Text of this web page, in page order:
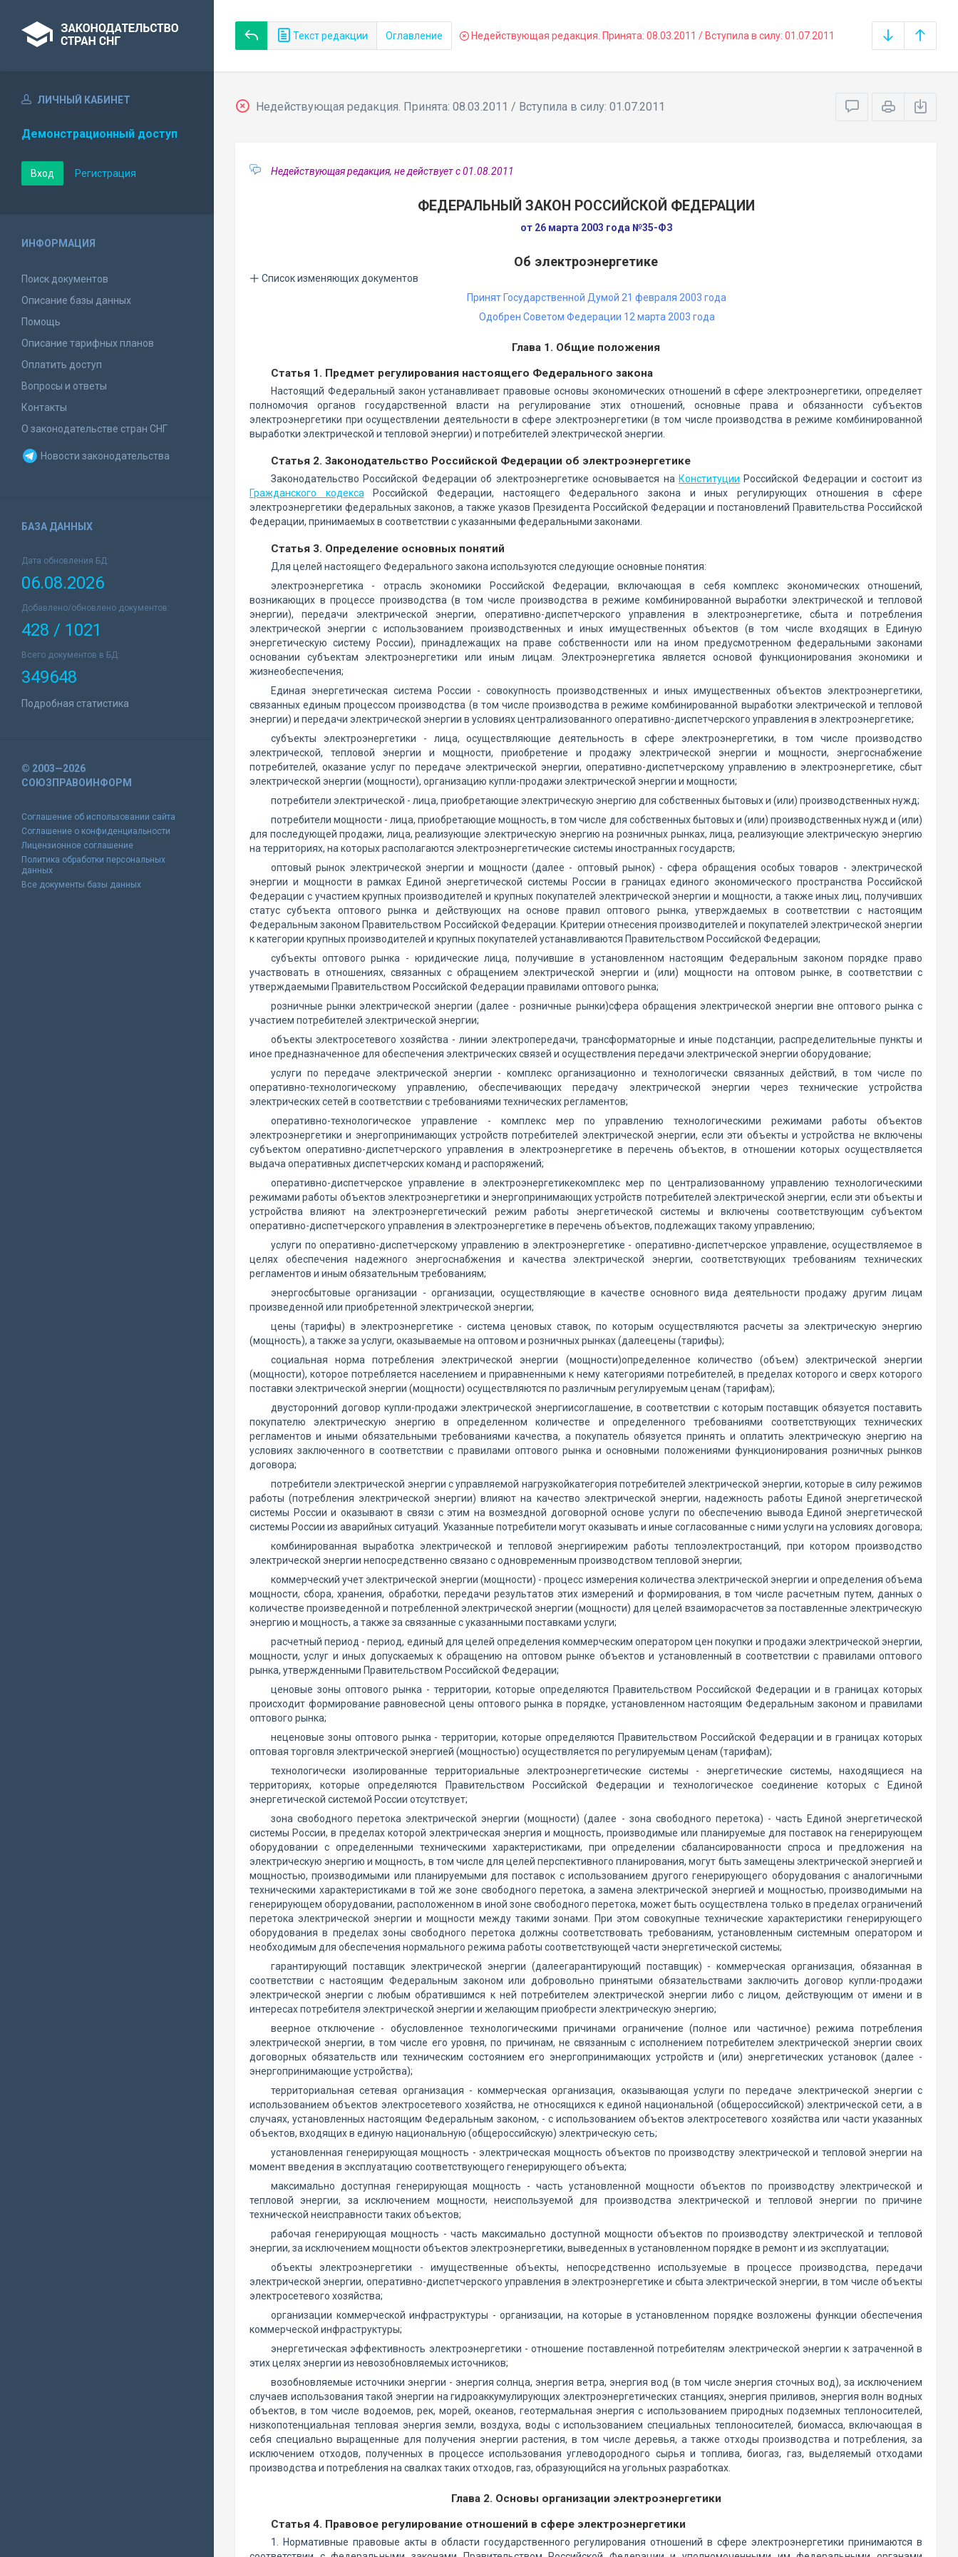
Текст редакции Оглавление Недействующая редакция. Принята: 08.03.2011 / Вступила в силу: 01.07.2011
ЛИЧНЫЙ КАБИНЕТ
Демонстрационный доступ
Вход Регистрация
ИНФОРМАЦИЯ
Поиск документов
Описание базы данных
Помощь
Описание тарифных планов
Оплатить доступ
Вопросы и ответы
Контакты
О законодательстве стран СНГ
Новости законодательства
БАЗА ДАННЫХ
Дата обновления БД:
06.08.2026
Добавлено/обновлено документов:
428 / 1021
Всего документов в БД:
349648
Подробная статистика
© 2003—2026
СОЮЗПРАВОИНФОРМ
Соглашение об использовании сайта
Соглашение о конфиденциальности
Лицензионное соглашение
Политика обработки персональных
данных
Все документы базы данных
Недействующая редакция. Принята: 08.03.2011 / Вступила в силу: 01.07.2011
Недействующая редакция, не действует с 01.08.2011
ФЕДЕРАЛЬНЫЙ ЗАКОН РОССИЙСКОЙ ФЕДЕРАЦИИ
от 26 марта 2003 года №35-ФЗ
Об электроэнергетике
Список изменяющих документов
Принят Государственной Думой 21 февраля 2003 года
Одобрен Советом Федерации 12 марта 2003 года
Глава 1. Общие положения
Статья 1. Предмет регулирования настоящего Федерального закона
Настоящий Федеральный закон устанавливает правовые основы экономических отношений в сфере электроэнергетики, определяет
полномочия органов государственной власти на регулирование этих отношений, основные права и обязанности субъектов
электроэнергетики при осуществлении деятельности в сфере электроэнергетики (в том числе производства в режиме комбинированной
выработки электрической и тепловой энергии) и потребителей электрической энергии.
Статья 2. Законодательство Российской Федерации об электроэнергетике
Законодательство Российской Федерации об электроэнергетике основывается на Конституции Российской Федерации и состоит из
Гражданского кодекса Российской Федерации, настоящего Федерального закона и иных регулирующих отношения в сфере
электроэнергетики федеральных законов, а также указов Президента Российской Федерации и постановлений Правительства Российской
Федерации, принимаемых в соответствии с указанными федеральными законами.
Статья 3. Определение основных понятий
Для целей настоящего Федерального закона используются следующие основные понятия:
электроэнергетика - отрасль экономики Российской Федерации, включающая в себя комплекс экономических отношений,
возникающих в процессе производства (в том числе производства в режиме комбинированной выработки электрической и тепловой
энергии), передачи электрической энергии, оперативно-диспетчерского управления в электроэнергетике, сбыта и потребления
электрической энергии с использованием производственных и иных имущественных объектов (в том числе входящих в Единую
энергетическую систему России), принадлежащих на праве собственности или на ином предусмотренном федеральными законами
основании субъектам электроэнергетики или иным лицам. Электроэнергетика является основой функционирования экономики и
жизнеобеспечения;
Единая энергетическая система России - совокупность производственных и иных имущественных объектов электроэнергетики,
связанных единым процессом производства (в том числе производства в режиме комбинированной выработки электрической и тепловой
энергии) и передачи электрической энергии в условиях централизованного оперативно-диспетчерского управления в электроэнергетике;
субъекты электроэнергетики - лица, осуществляющие деятельность в сфере электроэнергетики, в том числе производство
электрической, тепловой энергии и мощности, приобретение и продажу электрической энергии и мощности, энергоснабжение
потребителей, оказание услуг по передаче электрической энергии, оперативно-диспетчерскому управлению в электроэнергетике, сбыт
электрической энергии (мощности), организацию купли-продажи электрической энергии и мощности;
потребители электрической - лица, приобретающие электрическую энергию для собственных бытовых и (или) производственных нужд;
потребители мощности - лица, приобретающие мощность, в том числе для собственных бытовых и (или) производственных нужд и (или)
для последующей продажи, лица, реализующие электрическую энергию на розничных рынках, лица, реализующие электрическую энергию
на территориях, на которых располагаются электроэнергетические системы иностранных государств;
оптовый рынок электрической энергии и мощности (далее - оптовый рынок) - сфера обращения особых товаров - электрической
энергии и мощности в рамках Единой энергетической системы России в границах единого экономического пространства Российской
Федерации с участием крупных производителей и крупных покупателей электрической энергии и мощности, а также иных лиц, получивших
статус субъекта оптового рынка и действующих на основе правил оптового рынка, утверждаемых в соответствии с настоящим
Федеральным законом Правительством Российской Федерации. Критерии отнесения производителей и покупателей электрической энергии
к категории крупных производителей и крупных покупателей устанавливаются Правительством Российской Федерации;
субъекты оптового рынка - юридические лица, получившие в установленном настоящим Федеральным законом порядке право
участвовать в отношениях, связанных с обращением электрической энергии и (или) мощности на оптовом рынке, в соответствии с
утверждаемыми Правительством Российской Федерации правилами оптового рынка;
розничные рынки электрической энергии (далее - розничные рынки)сфера обращения электрической энергии вне оптового рынка с
участием потребителей электрической энергии;
объекты электросетевого хозяйства - линии электропередачи, трансформаторные и иные подстанции, распределительные пункты и
иное предназначенное для обеспечения электрических связей и осуществления передачи электрической энергии оборудование;
услуги по передаче электрической энергии - комплекс организационно и технологически связанных действий, в том числе по
оперативно-технологическому управлению, обеспечивающих передачу электрической энергии через технические устройства
электрических сетей в соответствии с требованиями технических регламентов;
оперативно-технологическое управление - комплекс мер по управлению технологическими режимами работы объектов
электроэнергетики и энергопринимающих устройств потребителей электрической энергии, если эти объекты и устройства не включены
субъектом оперативно-диспетчерского управления в электроэнергетике в перечень объектов, в отношении которых осуществляется
выдача оперативных диспетчерских команд и распоряжений;
оперативно-диспетчерское управление в электроэнергетикекомплекс мер по централизованному управлению технологическими
режимами работы объектов электроэнергетики и энергопринимающих устройств потребителей электрической энергии, если эти объекты и
устройства влияют на электроэнергетический режим работы энергетической системы и включены соответствующим субъектом
оперативно-диспетчерского управления в электроэнергетике в перечень объектов, подлежащих такому управлению;
услуги по оперативно-диспетчерскому управлению в электроэнергетике - оперативно-диспетчерское управление, осуществляемое в
целях обеспечения надежного энергоснабжения и качества электрической энергии, соответствующих требованиям технических
регламентов и иным обязательным требованиям;
энергосбытовые организации - организации, осуществляющие в качестве основного вида деятельности продажу другим лицам
произведенной или приобретенной электрической энергии;
цены (тарифы) в электроэнергетике - система ценовых ставок, по которым осуществляются расчеты за электрическую энергию
(мощность), а также за услуги, оказываемые на оптовом и розничных рынках (далеецены (тарифы);
социальная норма потребления электрической энергии (мощности)определенное количество (объем) электрической энергии
(мощности), которое потребляется населением и приравненными к нему категориями потребителей, в пределах которого и сверх которого
поставки электрической энергии (мощности) осуществляются по различным регулируемым ценам (тарифам);
двусторонний договор купли-продажи электрической энергиисоглашение, в соответствии с которым поставщик обязуется поставить
покупателю электрическую энергию в определенном количестве и определенного требованиями соответствующих технических
регламентов и иными обязательными требованиями качества, а покупатель обязуется принять и оплатить электрическую энергию на
условиях заключенного в соответствии с правилами оптового рынка и основными положениями функционирования розничных рынков
договора;
потребители электрической энергии с управляемой нагрузкойкатегория потребителей электрической энергии, которые в силу режимов
работы (потребления электрической энергии) влияют на качество электрической энергии, надежность работы Единой энергетической
системы России и оказывают в связи с этим на возмездной договорной основе услуги по обеспечению вывода Единой энергетической
системы России из аварийных ситуаций. Указанные потребители могут оказывать и иные согласованные с ними услуги на условиях договора;
комбинированная выработка электрической и тепловой энергиирежим работы теплоэлектростанций, при котором производство
электрической энергии непосредственно связано с одновременным производством тепловой энергии;
коммерческий учет электрической энергии (мощности) - процесс измерения количества электрической энергии и определения объема
мощности, сбора, хранения, обработки, передачи результатов этих измерений и формирования, в том числе расчетным путем, данных о
количестве произведенной и потребленной электрической энергии (мощности) для целей взаиморасчетов за поставленные электрическую
энергию и мощность, а также за связанные с указанными поставками услуги;
расчетный период - период, единый для целей определения коммерческим оператором цен покупки и продажи электрической энергии,
мощности, услуг и иных допускаемых к обращению на оптовом рынке объектов и установленный в соответствии с правилами оптового
рынка, утвержденными Правительством Российской Федерации;
ценовые зоны оптового рынка - территории, которые определяются Правительством Российской Федерации и в границах которых
происходит формирование равновесной цены оптового рынка в порядке, установленном настоящим Федеральным законом и правилами
оптового рынка;
неценовые зоны оптового рынка - территории, которые определяются Правительством Российской Федерации и в границах которых
оптовая торговля электрической энергией (мощностью) осуществляется по регулируемым ценам (тарифам);
технологически изолированные территориальные электроэнергетические системы - энергетические системы, находящиеся на
территориях, которые определяются Правительством Российской Федерации и технологическое соединение которых с Единой
энергетической системой России отсутствует;
зона свободного перетока электрической энергии (мощности) (далее - зона свободного перетока) - часть Единой энергетической
системы России, в пределах которой электрическая энергия и мощность, производимые или планируемые для поставок на генерирующем
оборудовании с определенными техническими характеристиками, при определении сбалансированности спроса и предложения на
электрическую энергию и мощность, в том числе для целей перспективного планирования, могут быть замещены электрической энергией и
мощностью, производимыми или планируемыми для поставок с использованием другого генерирующего оборудования с аналогичными
техническими характеристиками в той же зоне свободного перетока, а замена электрической энергией и мощностью, производимыми на
генерирующем оборудовании, расположенном в иной зоне свободного перетока, может быть осуществлена только в пределах ограничений
перетока электрической энергии и мощности между такими зонами. При этом совокупные технические характеристики генерирующего
оборудования в пределах зоны свободного перетока должны соответствовать требованиям, установленным системным оператором и
необходимым для обеспечения нормального режима работы соответствующей части энергетической системы;
гарантирующий поставщик электрической энергии (далеегарантирующий поставщик) - коммерческая организация, обязанная в
соответствии с настоящим Федеральным законом или добровольно принятыми обязательствами заключить договор купли-продажи
электрической энергии с любым обратившимся к ней потребителем электрической энергии либо с лицом, действующим от имени и в
интересах потребителя электрической энергии и желающим приобрести электрическую энергию;
веерное отключение - обусловленное технологическими причинами ограничение (полное или частичное) режима потребления
электрической энергии, в том числе его уровня, по причинам, не связанным с исполнением потребителем электрической энергии своих
договорных обязательств или техническим состоянием его энергопринимающих устройств и (или) энергетических установок (далее -
энергопринимающие устройства);
территориальная сетевая организация - коммерческая организация, оказывающая услуги по передаче электрической энергии с
использованием объектов электросетевого хозяйства, не относящихся к единой национальной (общероссийской) электрической сети, а в
случаях, установленных настоящим Федеральным законом, - с использованием объектов электросетевого хозяйства или части указанных
объектов, входящих в единую национальную (общероссийскую) электрическую сеть;
установленная генерирующая мощность - электрическая мощность объектов по производству электрической и тепловой энергии на
момент введения в эксплуатацию соответствующего генерирующего объекта;
максимально доступная генерирующая мощность - часть установленной мощности объектов по производству электрической и
тепловой энергии, за исключением мощности, неиспользуемой для производства электрической и тепловой энергии по причине
технической неисправности таких объектов;
рабочая генерирующая мощность - часть максимально доступной мощности объектов по производству электрической и тепловой
энергии, за исключением мощности объектов электроэнергетики, выведенных в установленном порядке в ремонт и из эксплуатации;
объекты электроэнергетики - имущественные объекты, непосредственно используемые в процессе производства, передачи
электрической энергии, оперативно-диспетчерского управления в электроэнергетике и сбыта электрической энергии, в том числе объекты
электросетевого хозяйства;
организации коммерческой инфраструктуры - организации, на которые в установленном порядке возложены функции обеспечения
коммерческой инфраструктуры;
энергетическая эффективность электроэнергетики - отношение поставленной потребителям электрической энергии к затраченной в
этих целях энергии из невозобновляемых источников;
возобновляемые источники энергии - энергия солнца, энергия ветра, энергия вод (в том числе энергия сточных вод), за исключением
случаев использования такой энергии на гидроаккумулирующих электроэнергетических станциях, энергия приливов, энергия волн водных
объектов, в том числе водоемов, рек, морей, океанов, геотермальная энергия с использованием природных подземных теплоносителей,
низкопотенциальная тепловая энергия земли, воздуха, воды с использованием специальных теплоносителей, биомасса, включающая в
себя специально выращенные для получения энергии растения, в том числе деревья, а также отходы производства и потребления, за
исключением отходов, полученных в процессе использования углеводородного сырья и топлива, биогаз, газ, выделяемый отходами
производства и потребления на свалках таких отходов, газ, образующийся на угольных разработках.
Глава 2. Основы организации электроэнергетики
Статья 4. Правовое регулирование отношений в сфере электроэнергетики
1. Нормативные правовые акты в области государственного регулирования отношений в сфере электроэнергетики принимаются в